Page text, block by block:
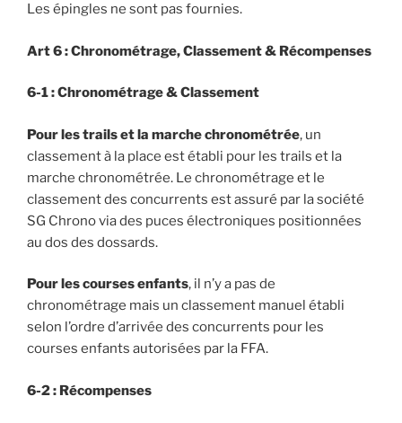
Les épingles ne sont pas fournies.
Art 6 : Chronométrage, Classement & Récompenses
6-1 : Chronométrage & Classement
Pour les trails et la marche chronométrée, un
classement à la place est établi pour les trails et la
marche chronométrée. Le chronométrage et le
classement des concurrents est assuré par la société
SG Chrono via des puces électroniques positionnées
au dos des dossards.
Pour les courses enfants, il n’y a pas de
chronométrage mais un classement manuel établi
selon l’ordre d’arrivée des concurrents pour les
courses enfants autorisées par la FFA.
6-2 : Récompenses